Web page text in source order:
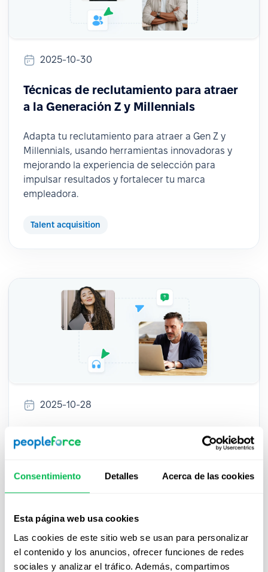
Consentimiento Detalles Acerca de las cookies
Esta página web usa cookies
Las cookies de este sitio web se usan para personalizar
el contenido y los anuncios, ofrecer funciones de redes
sociales y analizar el tráfico. Además, compartimos
2025-10-30
Técnicas de reclutamiento para atraer
a la Generación Z y Millennials
Adapta tu reclutamiento para atraer a Gen Z y
Millennials, usando herramientas innovadoras y
mejorando la experiencia de selección para
impulsar resultados y fortalecer tu marca
empleadora.
Talent acquisition
2025-10-28
Demo de Software de Gestión del
Talento: ¿Qué esperar y cómo
de gestión del talento, cómo prepararte, qué
evaluar y cómo aprovecharla para mejorar la
eficiencia, automatizar procesos y tomar
decisiones informadas.